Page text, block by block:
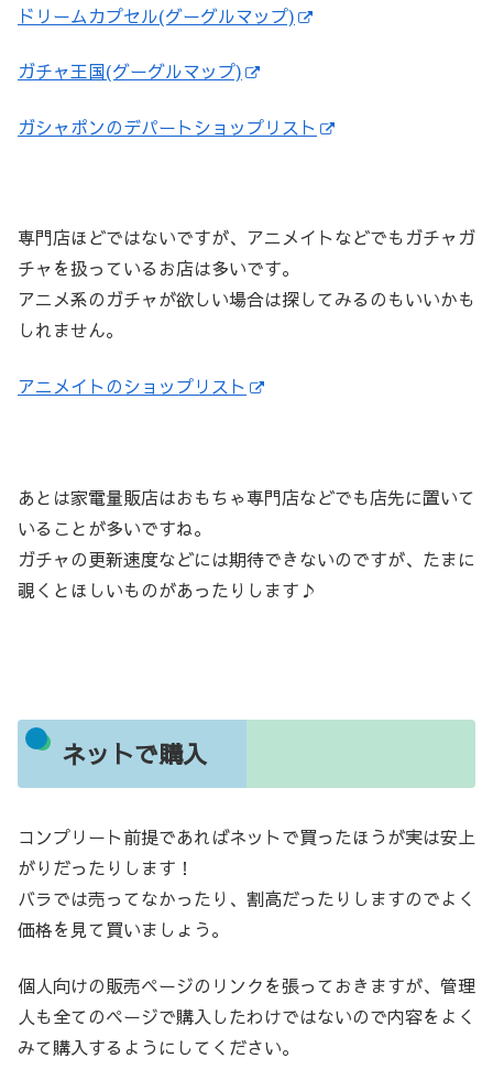
ドリームカプセル(グーグルマップ)
ガチャ王国(グーグルマップ)
ガシャポンのデパートショップリスト
専門店ほどではないですが、アニメイトなどでもガチャガ
チャを扱っているお店は多いです。
アニメ系のガチャが欲しい場合は探してみるのもいいかも
しれません。
アニメイトのショップリスト
あとは家電量販店はおもちゃ専門店などでも店先に置いて
いることが多いですね。
ガチャの更新速度などには期待できないのですが、たまに
覗くとほしいものがあったりします♪
ネットで購入
コンプリート前提であればネットで買ったほうが実は安上
がりだったりします！
バラでは売ってなかったり、割高だったりしますのでよく
価格を見て買いましょう。
個人向けの販売ページのリンクを張っておきますが、管理
人も全てのページで購入したわけではないので内容をよく
みて購入するようにしてください。